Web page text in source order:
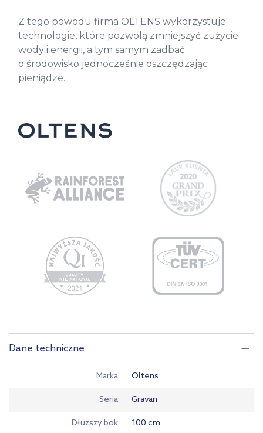
Z tego powodu firma OLTENS wykorzystuje
technologie, które pozwolą zmniejszyć zużycie
wody i energii, a tym samym zadbać
o środowisko jednocześnie oszczędzając
pieniądze.
Dane techniczne
Marka Oltens
Seria Gravan
Dłuższy bok 100 cm